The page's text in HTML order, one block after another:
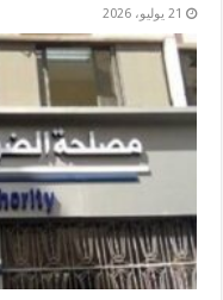
21 يوليو، 2026